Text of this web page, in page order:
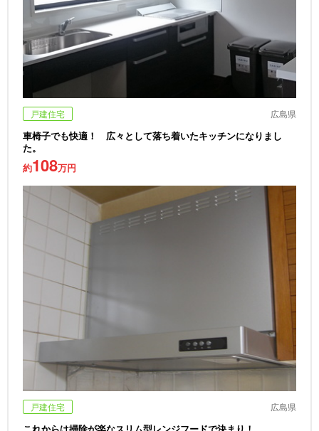
戸建住宅 広島県
車椅子でも快適！ 広々として落ち着いたキッチンになりまし
た。
約108万円
戸建住宅 広島県